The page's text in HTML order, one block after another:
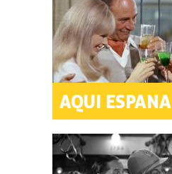
AQUI ESPANA